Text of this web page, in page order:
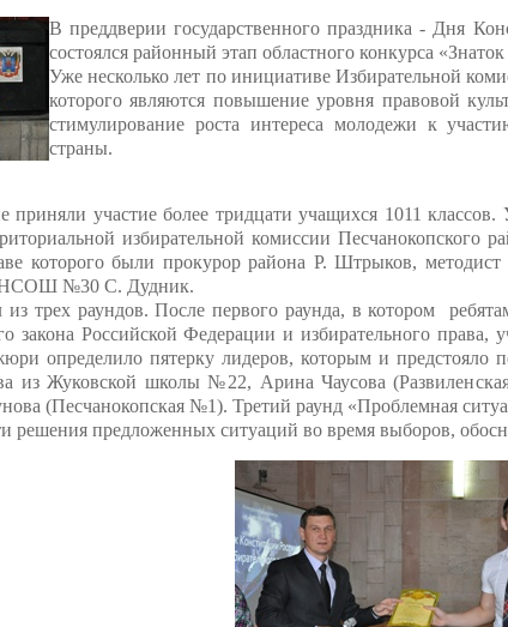
В преддверии государственного праздника - Дня
состоялся районный этап областного конкурса
Уже несколько лет по инициативе Избирательной
которого являются повышение уровня правовой
стимулирование роста интереса молодежи к
страны.
приняли участие более тридцати учащихся 10­11 классов.
избирательной комиссии
которого были прокурор района Р. Штрыков,
НСОШ №30 С. Дудник.
из трех раундов. После первого раунда, в котором
закона Российской Федерации и избирательного
определило пятерку лидеров, которым и предстояло
из Жуковской школы №22, Арина Чаусова
(Песчанокопская №1). Третий раунд «Проблемная
решения предложенных ситуаций во время выборов,